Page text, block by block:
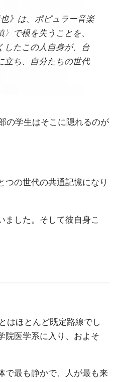
》は、ポピュラー音楽
で根を失うことを、
したこの人自身が、台
立ち、自分たちの世代
の学生はそこに隠れるのが
の世代の共通記憶になり
した。そして彼自身こ
はほとんど既定路線でし
院医学系に入り、およそ
で最も静かで、人が最も来